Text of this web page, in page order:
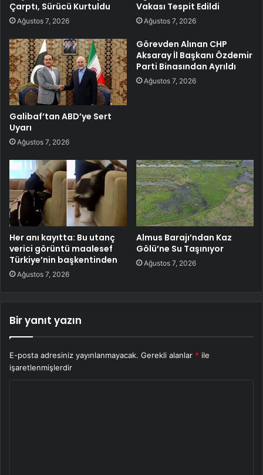
Çarptı, Sürücü Kurtuldu
Ağustos 7, 2026
Vakası Tespit Edildi
Ağustos 7, 2026
Galibaf’tan ABD’ye Sert
Uyarı
Ağustos 7, 2026
Görevden Alınan CHP
Aksaray İl Başkanı Özdemir
Parti Binasından Ayrıldı
Ağustos 7, 2026
Her anı kayıtta: Bu utanç
verici görüntü maalesef
Türkiye’nin başkentinden
Ağustos 7, 2026
Almus Barajı’ndan Kaz
Gölü’ne Su Taşınıyor
Ağustos 7, 2026
Bir yanıt yazın
E-posta adresiniz yayınlanmayacak. Gerekli alanlar * ile
işaretlenmişlerdir